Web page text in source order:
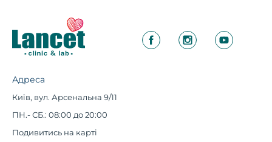
Адреса
Київ, вул. Арсенальна 9/11
ПН.- СБ.: 08:00 до 20:00
Подивитись на карті